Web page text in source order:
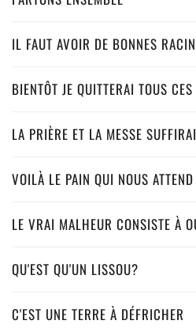
IL FAUT AVOIR DE BONNES
BIENTÔT JE QUITTERAI TOUS
LA PRIÈRE ET LA MESSE
VOILÀ LE PAIN QUI NOUS ATTEND
LE VRAI MALHEUR CONSISTE À
QU'EST QU'UN LISSOU?
C'EST UNE TERRE À DÉFRICHER